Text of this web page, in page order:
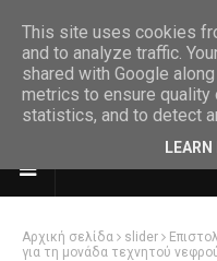
Αρχική σελίδα slider
για τη μονάδα τεχνητού
This site uses cookies
and to analyze traffic.
shared with Google
metrics to ensure quality
statistics, and to detect